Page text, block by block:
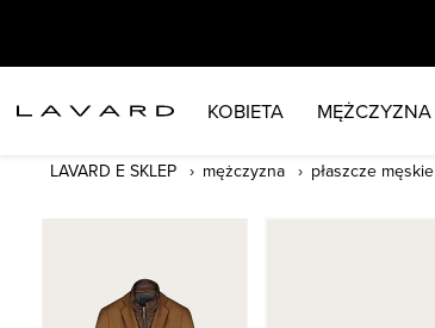
KOBIETA MĘŻCZYZNA
LAVARD E SKLEP mężczyzna płaszcze męskie